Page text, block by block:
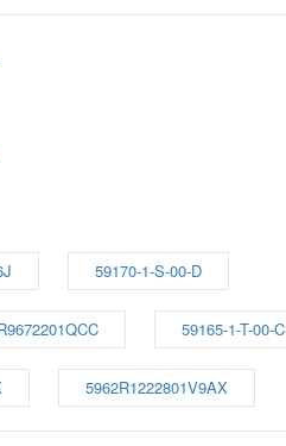
59170-1-S-00-D
59165-1-T-00-C
5962R1222801V9AX